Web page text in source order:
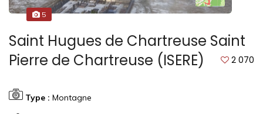
5
Saint Hugues de Chartreuse Saint
Pierre de Chartreuse (ISERE)
2 070
Type : Montagne